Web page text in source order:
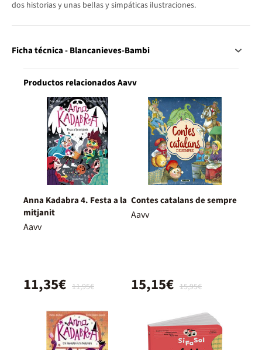
dos historias y unas bellas y simpáticas ilustraciones.
Ficha técnica - Blancanieves-Bambi
Productos relacionados Aavv
Anna Kadabra 4. Festa a la
mitjanit
Aavv
11,95€
11,35€
Contes catalans de sempre
Aavv
15,95€
15,15€